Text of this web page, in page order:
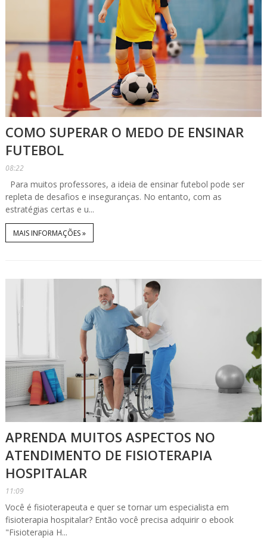
COMO SUPERAR O MEDO DE ENSINAR
FUTEBOL
08:22
Para muitos professores, a ideia de ensinar futebol pode ser
repleta de desafios e inseguranças. No entanto, com as
estratégias certas e u...
MAIS INFORMAÇÕES »
APRENDA MUITOS ASPECTOS NO
ATENDIMENTO DE FISIOTERAPIA
HOSPITALAR
11:09
Você é fisioterapeuta e quer se tornar um especialista em
fisioterapia hospitalar? Então você precisa adquirir o ebook
"Fisioterapia H...